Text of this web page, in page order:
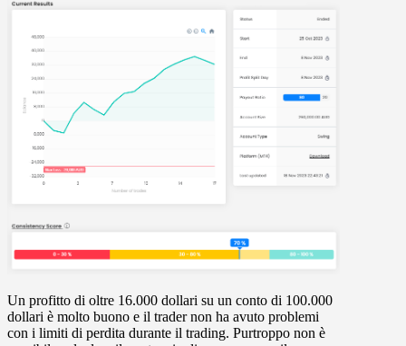
Un profitto di oltre 16.000 dollari su un conto di 100.000
dollari è molto buono e il trader non ha avuto problemi
con i limiti di perdita durante il trading. Purtroppo non è